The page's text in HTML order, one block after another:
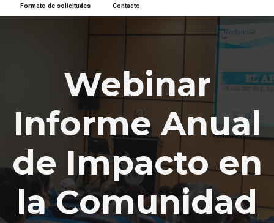
Formato de solicitudes Contacto
Webinar
Informe Anual
de Impacto en
la Comunidad